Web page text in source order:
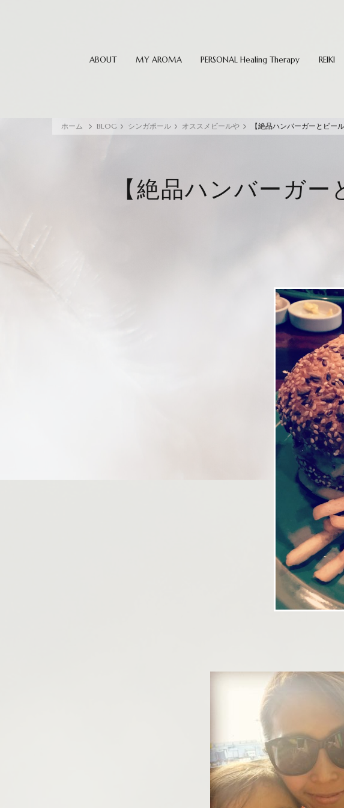
ABOUT MY AROMA PERSONAL Healing Therapy REIKI
ホーム BLOG シンガポール オススメビールや 【絶品ハンバーガーとビ
【絶品ハンバーガ